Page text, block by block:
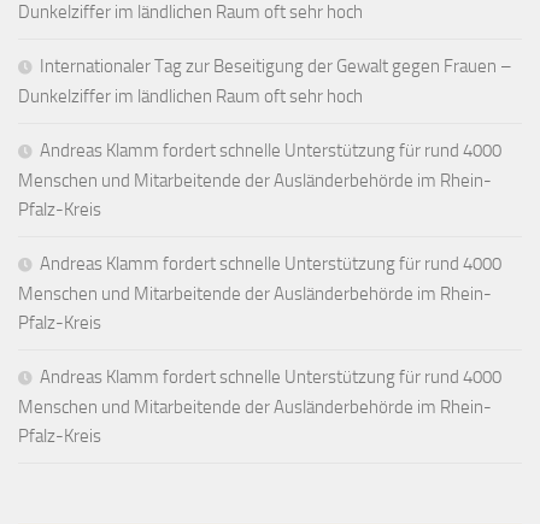
Dunkelziffer im ländlichen Raum oft sehr hoch
Internationaler Tag zur Beseitigung der Gewalt gegen Frauen –
Dunkelziffer im ländlichen Raum oft sehr hoch
Andreas Klamm fordert schnelle Unterstützung für rund 4000
Menschen und Mitarbeitende der Ausländerbehörde im Rhein-
Pfalz-Kreis
Andreas Klamm fordert schnelle Unterstützung für rund 4000
Menschen und Mitarbeitende der Ausländerbehörde im Rhein-
Pfalz-Kreis
Andreas Klamm fordert schnelle Unterstützung für rund 4000
Menschen und Mitarbeitende der Ausländerbehörde im Rhein-
Pfalz-Kreis